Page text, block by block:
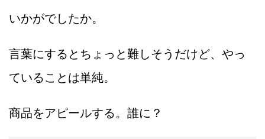
いかがでしたか。
言葉にするとちょっと難しそうだけど、やっ
ていることは単純。
商品をアピールする。誰に？